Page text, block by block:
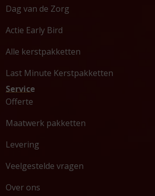
Dag van de Zorg
Actie Early Bird
Alle kerstpakketten
Last Minute Kerstpakketten
Service
Offerte
Maatwerk pakketten
Levering
Veelgestelde vragen
Over ons